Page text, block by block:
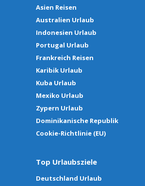
Asien Reisen
Australien Urlaub
Indonesien Urlaub
Portugal Urlaub
Frankreich Reisen
Karibik Urlaub
Kuba Urlaub
Mexiko Urlaub
Zypern Urlaub
Dominikanische Republik
Cookie-Richtlinie (EU)
Top Urlaubsziele
Deutschland Urlaub